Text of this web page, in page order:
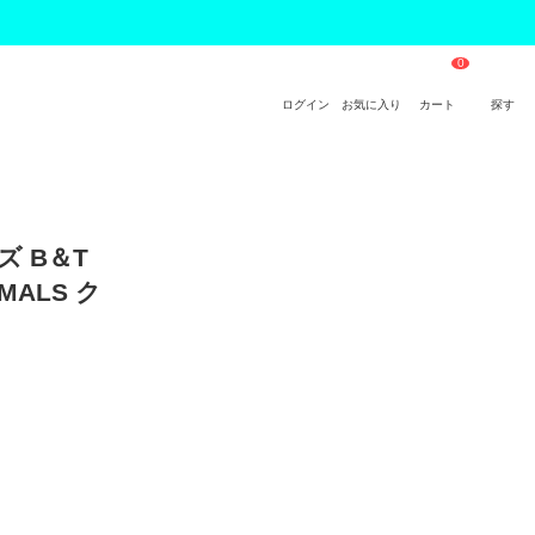
ログイン お気に入り カート 探す
B＆T
ク